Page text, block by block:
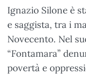
Ignazio Silone è
e saggista, tra i
Novecento. Nel
“Fontamara”
povertà e